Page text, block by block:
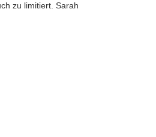
zu limitiert. Sarah